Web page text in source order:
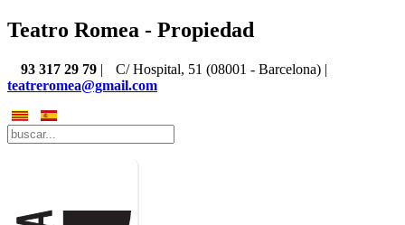
Teatro Romea - Propiedad
93 317 29 79 |
C/ Hospital, 51 (08001 - Barcelona) |
teatreromea@gmail.com